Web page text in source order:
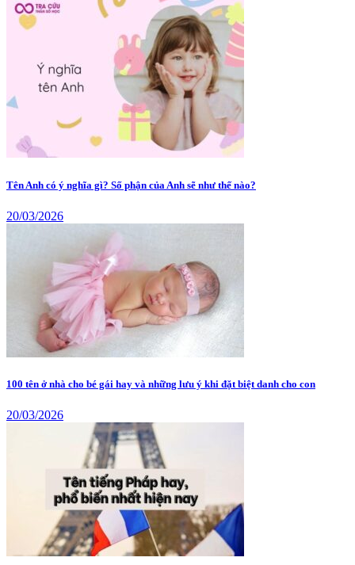
Tên Anh có ý nghĩa gì? Số phận của Anh sẽ như thế nào?
20/03/2026
100 tên ở nhà cho bé gái hay và những lưu ý khi đặt biệt danh cho con
20/03/2026